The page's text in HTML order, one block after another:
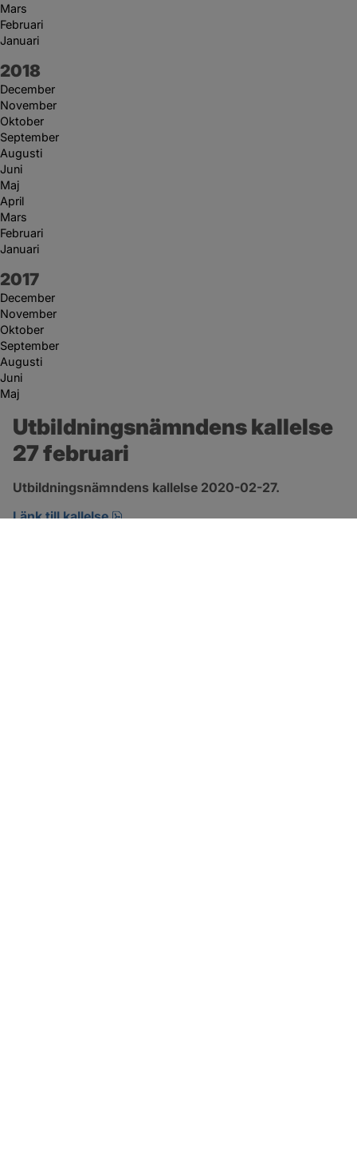
Mars
Februari
Januari
År:
2018
December
November
Oktober
September
Augusti
Juni
Maj
April
Mars
Februari
Januari
År:
2017
December
November
Oktober
September
Augusti
Juni
Maj
Utbildningsnämndens kallelse
27 februari
Utbildningsnämndens kallelse 2020-02-27.
Länk till kallelse
pdf, öppnas i nytt fönster.